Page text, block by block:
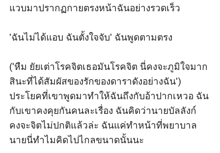
แวบมาปรากฏกายตรงหน้าฉันอย่างรวดเร็ว
'ฉันไม่ได้แอบ ฉันตั้งใจจับ' ฉันพูดตามตรง
('หืม ยัยเต่าโรคจิตเธอมันโรคจิต นี่คงจะภูมิใจมาก
สินะที่ได้สัมผัสของรักของดาราดังอย่างฉัน')
ประโยคที่เขาพูดมาทำให้ฉันถึงกับอ้าปากเหวอ ฉัน
กับเขาคงคุยกันคนละเรื่อง ฉันคิดว่านายบัลลังก์
คงจะจิตไม่ปกติแล้วล่ะ ฉันแค่ทำหน้าที่พยาบาล
นายนี่ทำไมคิดไปไกลขนาดนั้นนะ